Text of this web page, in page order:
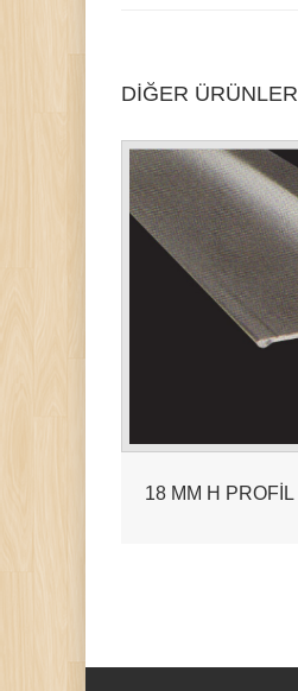
DİĞER ÜRÜNLER
18 MM H PROFİL